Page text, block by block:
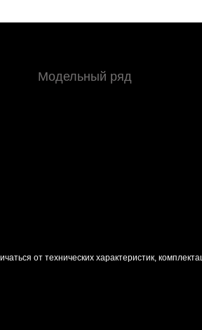
Модельный ряд
от технических характеристик,